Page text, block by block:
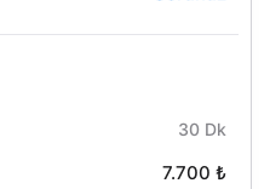
30 Dk
7.700 ₺